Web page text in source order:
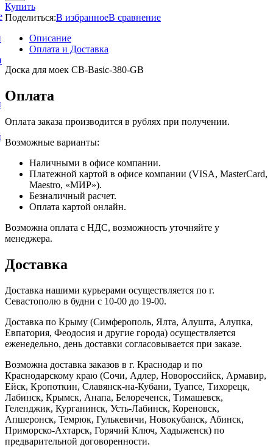
Купить
Поделиться:В избранноеВ сравнение
Описание
Оплата и Доставка
Доска для моек CB-Basic-380-GB
Оплата
Оплата заказа производится в рублях при получении.
Возможные варианты:
Наличными в офисе компании.
Платежной картой в офисе компании (VISA, MasterCard,
Maestro, «МИР»).
Безналичный расчет.
Оплата картой онлайн.
Возможна оплата с НДС, возможность уточняйте у
менеджера.
Доставка
Доставка нашими курьерами осуществляется по г.
Севастополю в будни с 10-00 до 19-00.
Доставка по Крыму (Симферополь, Ялта, Алушта, Алупка,
Евпатория, Феодосия и другие города) осуществляется
еженедельно, день доставки согласовывается при заказе.
Возможна доставка заказов в г. Краснодар и по
Краснодарскому краю (Сочи, Адлер, Новороссийск, Армавир,
Ейск, Кропоткин, Славянск-на-Кубани, Туапсе, Тихорецк,
Лабинск, Крымск, Анапа, Белореченск, Тимашевск,
Геленджик, Курганинск, Усть-Лабинск, Кореновск,
Апшеронск, Темрюк, Гулькевичи, Новокубанск, Абинск,
Приморско-Ахтарск, Горячий Ключ, Хадыженск) по
предварительной договоренности.